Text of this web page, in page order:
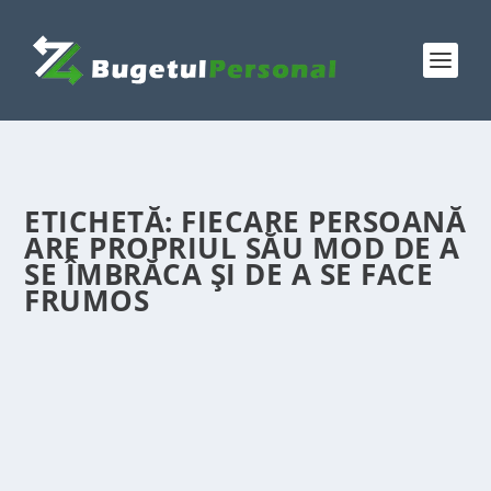
ETICHETĂ: FIECARE PERSOANĂ
ARE PROPRIUL SĂU MOD DE A
SE ÎMBRĂCA ȘI DE A SE FACE
FRUMOS